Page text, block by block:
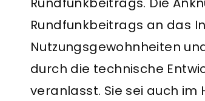
Rundfunkbeitrags an das
Nutzungsgewohnheiten
durch die technische
veranlasst. Sie sei auch